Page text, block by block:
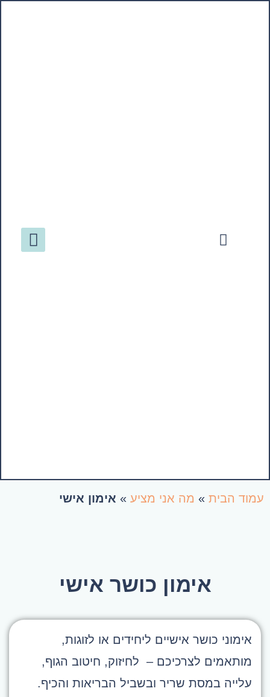
עמוד הבית » מה אני מציע » אימון אישי
אימון כושר אישי
אימוני כושר אישיים ליחידים או לזוגות,
מותאמים לצרכיכם – לחיזוק, חיטוב הגוף,
עלייה במסת שריר ובשביל הבריאות והכיף.